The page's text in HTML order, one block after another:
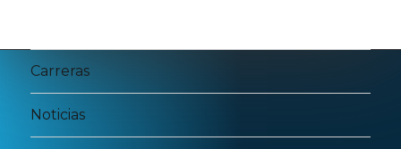
Carreras
Noticias